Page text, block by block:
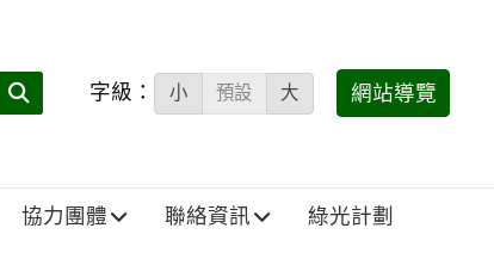
搜
填)：
字級： 小 預設 大 網站導覽
協力團體 聯絡資訊 綠光計劃